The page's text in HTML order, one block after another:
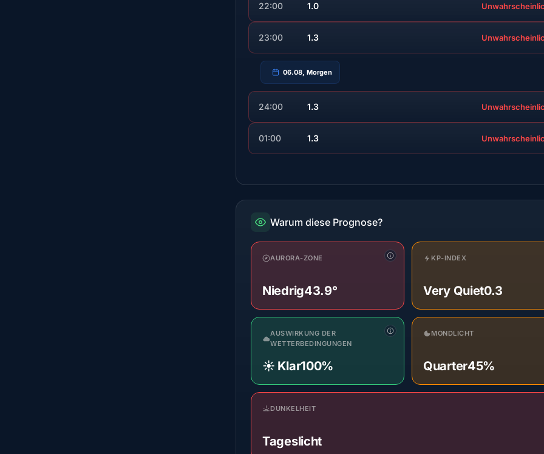
22:00 1.0
23:00 1.3
06.08, Morgen
24:00 1.3
01:00 1.3
Warum diese Prognose?
AURORA-ZONE
Niedrig43.9°
KP-INDEX
Very Quiet0.3
AUSWIRKUNG DER
WETTERBEDINGUNGEN
☀️ Klar100%
MONDLICHT
Quarter45%
DUNKELHEIT
Tageslicht